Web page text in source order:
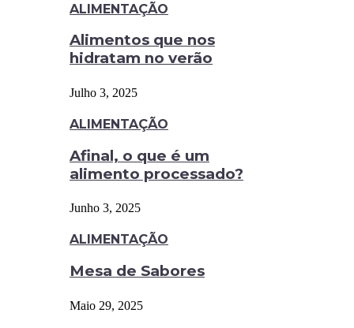
ALIMENTAÇÃO
Alimentos que nos
hidratam no verão
Julho 3, 2025
ALIMENTAÇÃO
Afinal, o que é um
alimento processado?
Junho 3, 2025
ALIMENTAÇÃO
Mesa de Sabores
Maio 29, 2025